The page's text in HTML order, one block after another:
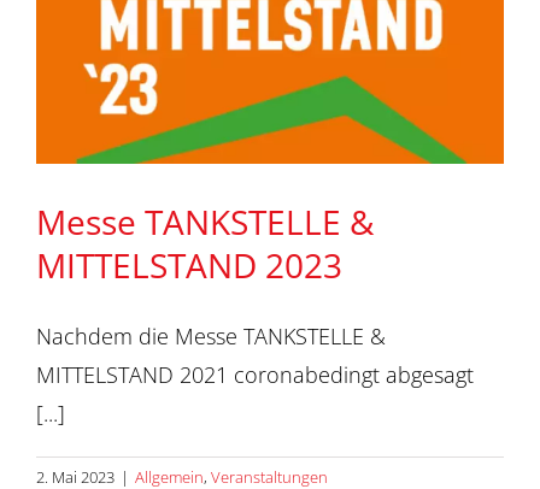
Messe TANKSTELLE &
MITTELSTAND 2023
Nachdem die Messe TANKSTELLE &
MITTELSTAND 2021 coronabedingt abgesagt
[...]
2. Mai 2023 | Allgemein, Veranstaltungen